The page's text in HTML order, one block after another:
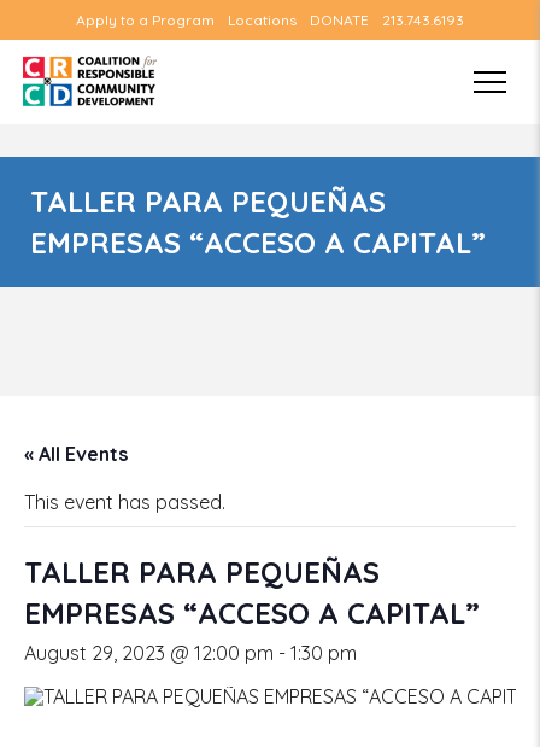
Apply to a Program Locations DONATE 213.743.6193
TALLER PARA PEQUEÑAS
EMPRESAS “ACCESO A CAPITAL”
« All Events
This event has passed.
TALLER PARA PEQUEÑAS
EMPRESAS “ACCESO A CAPITAL”
August 29, 2023 @ 12:00 pm - 1:30 pm